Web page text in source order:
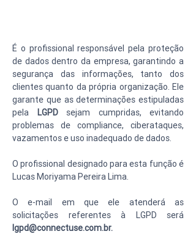
É o profissional responsável pela proteção
de dados dentro da empresa, garantindo a
segurança das informações, tanto dos
clientes quanto da própria organização. Ele
garante que as determinações estipuladas
pela
LGPD sejam cumpridas, evitando
problemas de compliance, ciberataques,
vazamentos e uso inadequado de dados.
O profissional designado para esta função é
Lucas Moriyama Pereira Lima.
O e-mail em que ele atenderá as
lgpd@connectuse.com.br.